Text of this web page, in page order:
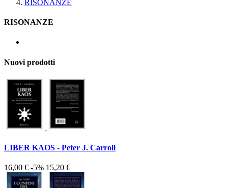
RISONANZE
RISONANZE
Nuovi prodotti
LIBER KAOS - Peter J. Carroll
16,00 € -5% 15,20 €